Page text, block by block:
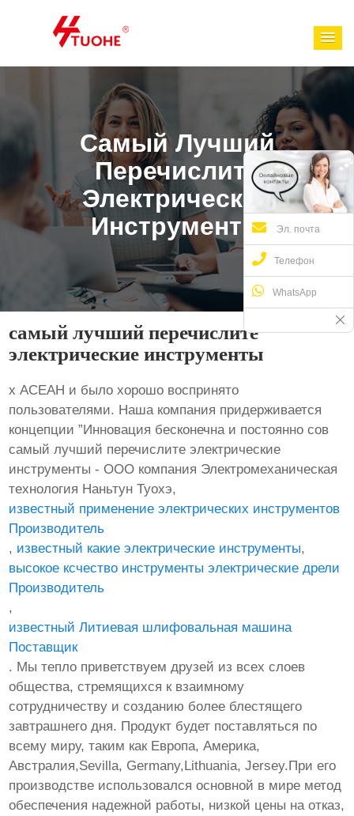
Самый Лучший
Перечислите
Электрические
Инструменты
самый лучший перечислите
электрические инструменты
х АСЕАН и было хорошо воспринято
пользователями. Наша компания придерживается
концепции ”Инновация бесконечна и постоянно сов
самый лучший перечислите электрические
инструменты - ООО компания Электромеханическая
технология Наньтун Туохэ,
известный применение электрических инструментов
Производитель
, известный какие электрические инструменты,
высокое ксчество инструменты электрические дрели
Производитель
,
известный Литиевая шлифовальная машина
Поставщик
. Мы тепло приветствуем друзей из всех слоев
общества, стремящихся к взаимному
сотрудничеству и созданию более блестящего
завтрашнего дня. Продукт будет поставляться по
всему миру, таким как Европа, Америка,
Австралия,Sevilla, Germany,Lithuania, Jersey.При его
производстве использовался основной в мире метод
обеспечения надежной работы, низкой цены на отказ,
Эл. почта
Телефон
WhatsApp